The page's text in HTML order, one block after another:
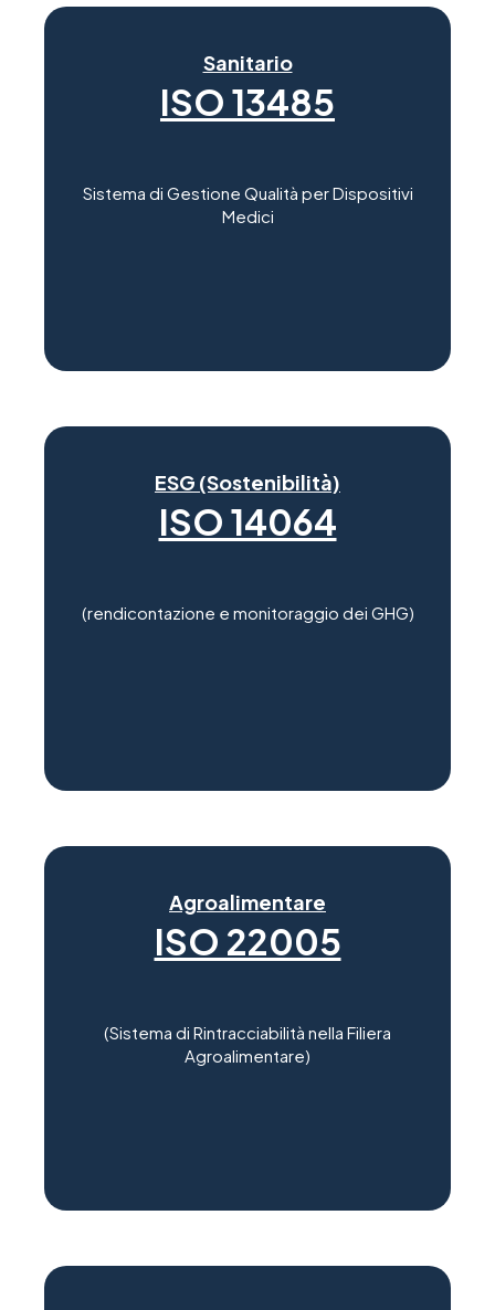
Sanitario
ISO 13485
Sistema di Gestione Qualità per Dispositivi
Medici
ESG (Sostenibilità)
ISO 14064
(rendicontazione e monitoraggio dei GHG)
Agroalimentare
ISO 22005
(Sistema di Rintracciabilità nella Filiera
Agroalimentare)